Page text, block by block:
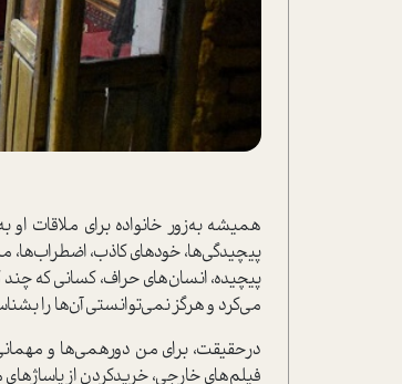
همیشه به‌زور خانواده برای ملاقات
پیچیدگی‌ها، خودهای کاذب، اضطراب‌ها،
پیچیده، انسا‌ن‌های حراف، کسانی که چند
می‌کرد و هرگز نمی‌توانستی آن‌ها را
در‌حقیقت، برای من دورهمی‌ها و
فیلم‌های خارجی، خریدکردن از